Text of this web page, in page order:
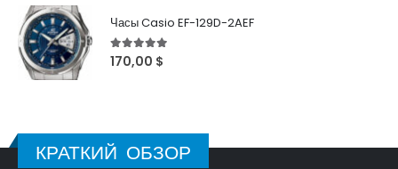
Часы Casio EF-129D-2AEF
5out of 5
170,00 $
КРАТКИЙ ОБЗОР